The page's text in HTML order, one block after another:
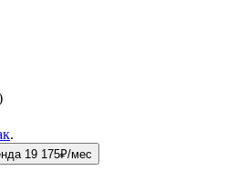
.
19 175₽/мес